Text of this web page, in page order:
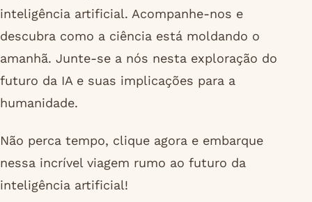
inteligência artificial. Acompanhe-nos e
descubra como a ciência está moldando o
amanhã. Junte-se a nós nesta exploração do
futuro da IA e suas implicações para a
humanidade.
Não perca tempo, clique agora e embarque
nessa incrível viagem rumo ao futuro da
inteligência artificial!